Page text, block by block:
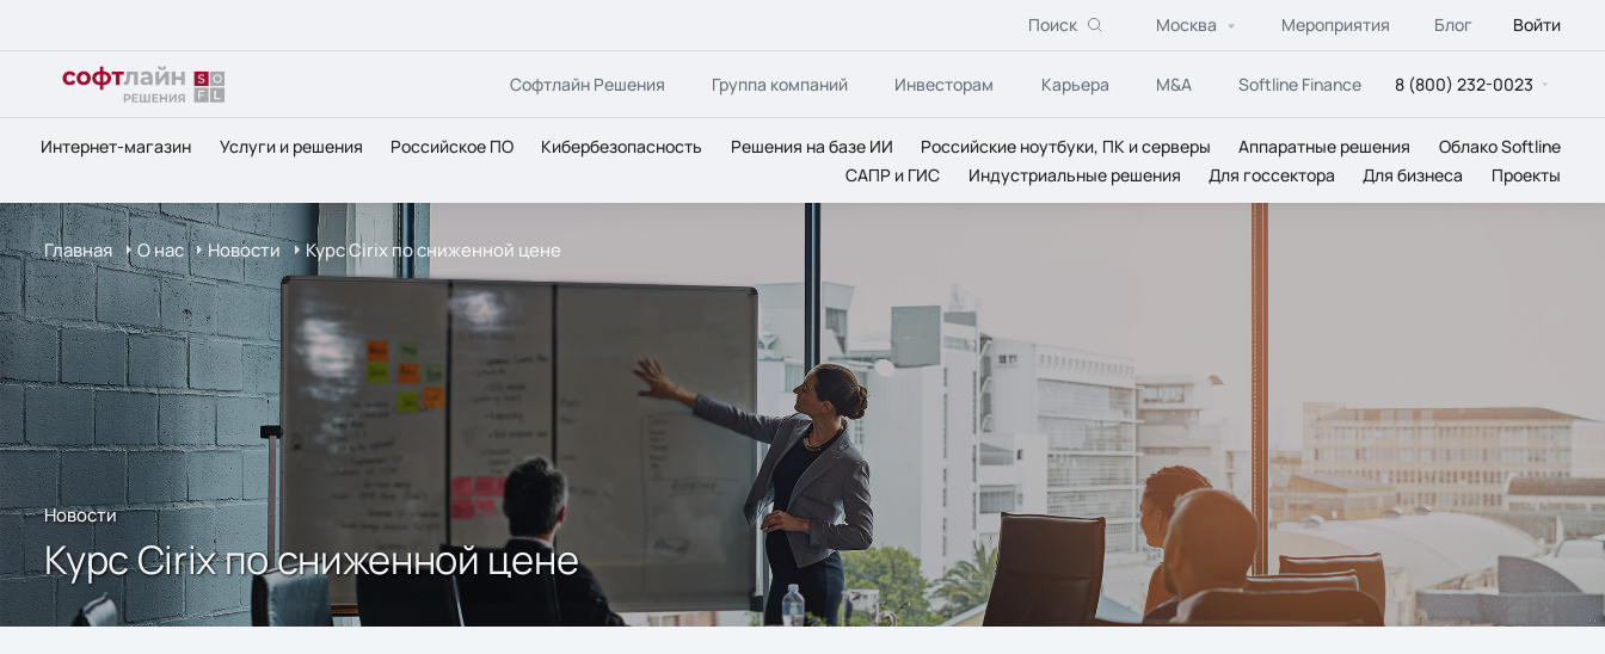
Поиск Москва Мероприятия Блог Войти
Софтлайн Решения Группа компаний Инвесторам Карьера M&A Softline Finance 8 (800) 232-0023
Интернет-магазин Услуги и решения Российское ПО Кибербезопасность Решения на базе ИИ Российские ноутбуки, ПК и серверы Аппаратные решения
Облако Softline
САПР и ГИС
Индустриальные решения Для госсектора Для бизнеса Проекты
Главная О нас Новости Курс Cirix по сниженной цене
Новости
Курс Cirix по сниженной цене